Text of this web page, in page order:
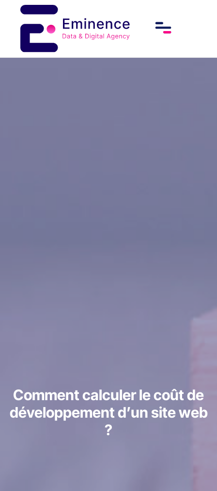
Comment calculer le coût de
développement d’un site web
?